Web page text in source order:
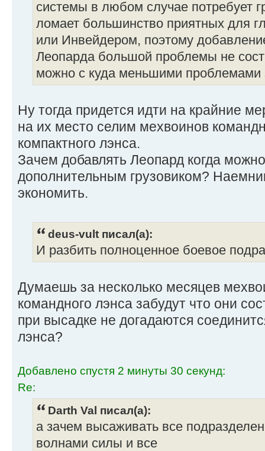
системы в любом случае потребует
ломает большинство приятных для
или Инвейдером, поэтому
Леопарда большой проблемы не
можно с куда меньшими проблемами
Ну тогда придется идти на крайние
на их место селим мехвоинов
компактного лэнса.
Зачем добавлять Леопард когда
дополнительным грузовиком?
экономить.
deus-vult писал(а):
И разбить полноценное боевое
Думаешь за несколько месяцев
командного лэнса забудут что они
при высадке не догадаются
лэнса?
Добавлено спустя 2 минуты 30 секунд:
Re:
Darth Val писал(а):
а зачем высаживать все
волнами силы и все